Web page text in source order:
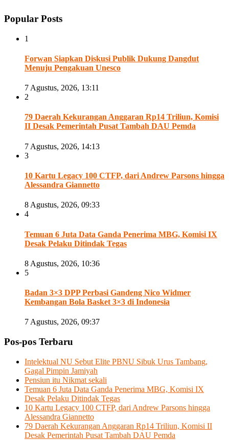
Popular Posts
1
Forwan Siapkan Diskusi Publik Dukung Dangdut
Menuju Pengakuan Unesco
7 Agustus, 2026, 13:11
2
79 Daerah Kekurangan Anggaran Rp14 Triliun, Komisi
II Desak Pemerintah Pusat Tambah DAU Pemda
7 Agustus, 2026, 14:13
3
10 Kartu Legacy 100 CTFP, dari Andrew Parsons hingga
Alessandra Giannetto
8 Agustus, 2026, 09:33
4
Temuan 6 Juta Data Ganda Penerima MBG, Komisi IX
Desak Pelaku Ditindak Tegas
8 Agustus, 2026, 10:36
5
Badan 3×3 DPP Perbasi Gandeng Nico Widmer
Kembangan Bola Basket 3×3 di Indonesia
7 Agustus, 2026, 09:37
Pos-pos Terbaru
Intelektual NU Sebut Elite PBNU Sibuk Urus Tambang,
Gagal Pimpin Jamiyah
Pensiun itu Nikmat sekali
Temuan 6 Juta Data Ganda Penerima MBG, Komisi IX
Desak Pelaku Ditindak Tegas
10 Kartu Legacy 100 CTFP, dari Andrew Parsons hingga
Alessandra Giannetto
79 Daerah Kekurangan Anggaran Rp14 Triliun, Komisi II
Desak Pemerintah Pusat Tambah DAU Pemda